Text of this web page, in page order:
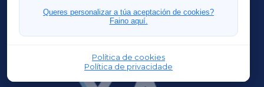
Queres personalizar a túa aceptación de cookies?
Faino aquí.
Política de cookies
Política de privacidade
FERROLXA
OURENSEXA